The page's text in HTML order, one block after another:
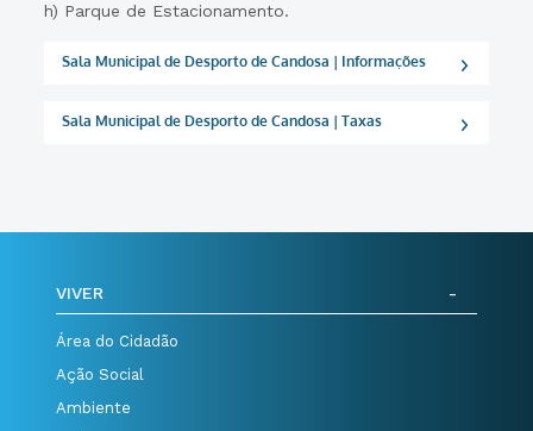
h) Parque de Estacionamento.
Sala Municipal de Desporto de Candosa | Informações
Sala Municipal de Desporto de Candosa | Taxas
VIVER
Área do Cidadão
Ação Social
Ambiente